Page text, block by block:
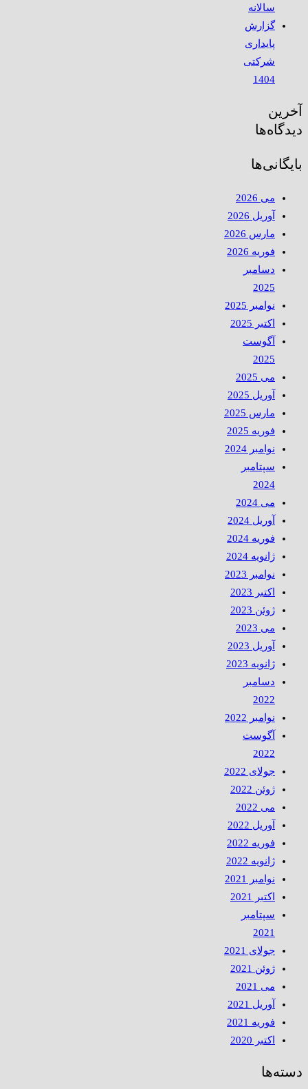
سالانه
گزارش
پایداری
شرکتی
1404
آخرین
دیدگاه‌ها
بایگانی‌ها
می 2026
آوریل 2026
مارس 2026
فوریه 2026
دسامبر
2025
نوامبر 2025
اکتبر 2025
آگوست
2025
می 2025
آوریل 2025
مارس 2025
فوریه 2025
نوامبر 2024
سپتامبر
2024
می 2024
آوریل 2024
فوریه 2024
ژانویه 2024
نوامبر 2023
اکتبر 2023
ژوئن 2023
می 2023
آوریل 2023
ژانویه 2023
دسامبر
2022
نوامبر 2022
آگوست
2022
جولای 2022
ژوئن 2022
می 2022
آوریل 2022
فوریه 2022
ژانویه 2022
نوامبر 2021
اکتبر 2021
سپتامبر
2021
جولای 2021
ژوئن 2021
می 2021
آوریل 2021
فوریه 2021
اکتبر 2020
دسته‌ها